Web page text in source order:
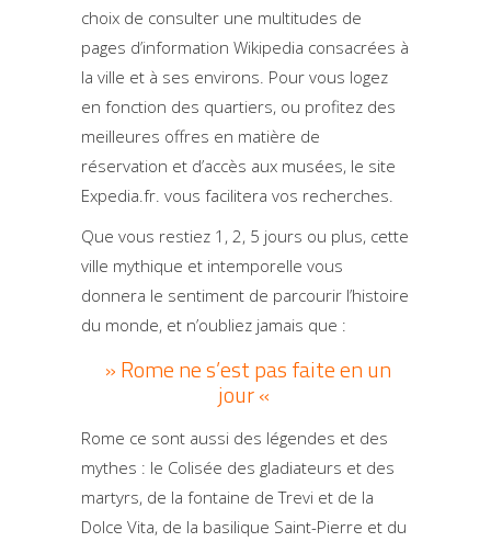
choix de consulter une multitudes de
pages d’information Wikipedia consacrées à
la ville et à ses environs. Pour vous logez
en fonction des quartiers, ou profitez des
meilleures offres en matière de
réservation et d’accès aux musées, le site
Expedia.fr. vous facilitera vos recherches.
Que vous restiez 1, 2, 5 jours ou plus, cette
ville mythique et intemporelle vous
donnera le sentiment de parcourir l’histoire
du monde, et n’oubliez jamais que :
» Rome ne s’est pas faite en un
jour «
Rome ce sont aussi des légendes et des
mythes : le Colisée des gladiateurs et des
martyrs, de la fontaine de Trevi et de la
Dolce Vita, de la basilique Saint-Pierre et du